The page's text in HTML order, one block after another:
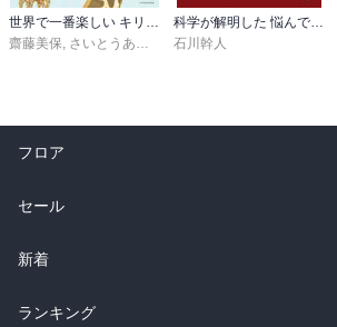
齋藤美保 さいとうあずみ 福田豊文
石川幹人
フロア
総合
ラノベ
雑誌・グラビア
セール
総合
ラノベ
新着
総合
ランキング